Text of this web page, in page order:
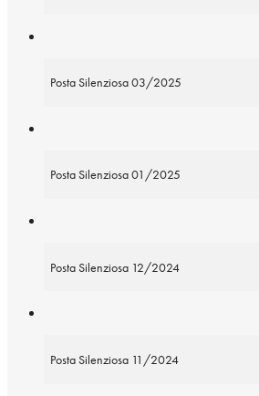
Posta Silenziosa 03/2025
Posta Silenziosa 01/2025
Posta Silenziosa 12/2024
Posta Silenziosa 11/2024